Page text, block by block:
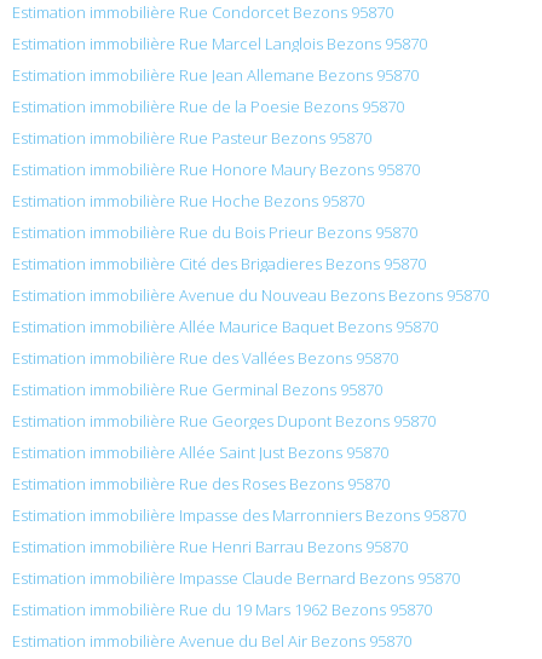
Estimation immobilière Rue Condorcet Bezons 95870
Estimation immobilière Rue Marcel Langlois Bezons 95870
Estimation immobilière Rue Jean Allemane Bezons 95870
Estimation immobilière Rue de la Poesie Bezons 95870
Estimation immobilière Rue Pasteur Bezons 95870
Estimation immobilière Rue Honore Maury Bezons 95870
Estimation immobilière Rue Hoche Bezons 95870
Estimation immobilière Rue du Bois Prieur Bezons 95870
Estimation immobilière Cité des Brigadieres Bezons 95870
Estimation immobilière Avenue du Nouveau Bezons Bezons 95870
Estimation immobilière Allée Maurice Baquet Bezons 95870
Estimation immobilière Rue des Vallées Bezons 95870
Estimation immobilière Rue Germinal Bezons 95870
Estimation immobilière Rue Georges Dupont Bezons 95870
Estimation immobilière Allée Saint Just Bezons 95870
Estimation immobilière Rue des Roses Bezons 95870
Estimation immobilière Impasse des Marronniers Bezons 95870
Estimation immobilière Rue Henri Barrau Bezons 95870
Estimation immobilière Impasse Claude Bernard Bezons 95870
Estimation immobilière Rue du 19 Mars 1962 Bezons 95870
Estimation immobilière Avenue du Bel Air Bezons 95870